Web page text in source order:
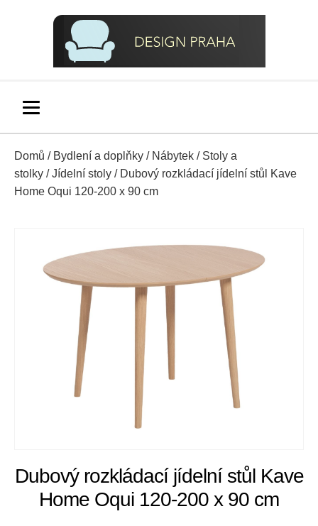
Domů / Bydlení a doplňky / Nábytek / Stoly a
stolky /Jídelní stoly / Dubový rozkládací jídelní stůl Kave
Home Oqui 120-200 x 90 cm
Dubový rozkládací jídelní stůl Kave
Home Oqui 120-200 x 90 cm